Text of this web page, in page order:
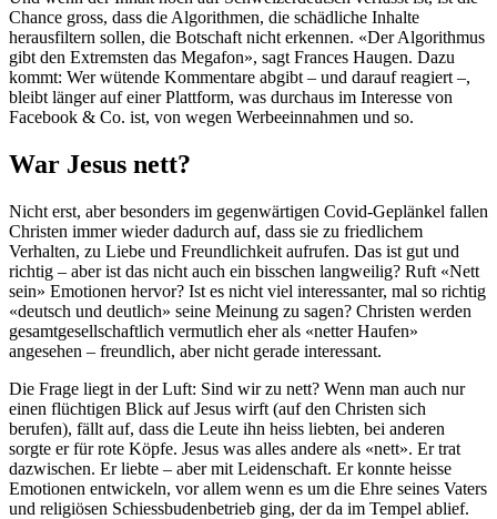
Chance gross, dass die Algorithmen, die schädliche Inhalte
herausfiltern sollen, die Botschaft nicht erkennen. «Der Algorithmus
gibt den Extremsten das Megafon», sagt Frances Haugen. Dazu
kommt: Wer wütende Kommentare abgibt – und darauf reagiert –,
bleibt länger auf einer Plattform, was durchaus im Interesse von
Facebook & Co. ist, von wegen Werbeeinnahmen und so.
War Jesus nett?
Nicht erst, aber besonders im gegenwärtigen Covid-Geplänkel fallen
Christen immer wieder dadurch auf, dass sie zu friedlichem
Verhalten, zu Liebe und Freundlichkeit aufrufen. Das ist gut und
richtig – aber ist das nicht auch ein bisschen langweilig? Ruft «Nett
sein» Emotionen hervor? Ist es nicht viel interessanter, mal so richtig
«deutsch und deutlich» seine Meinung zu sagen? Christen werden
gesamtgesellschaftlich vermutlich eher als «netter Haufen»
angesehen – freundlich, aber nicht gerade interessant.
Die Frage liegt in der Luft: Sind wir zu nett? Wenn man auch nur
einen flüchtigen Blick auf Jesus wirft (auf den Christen sich
berufen), fällt auf, dass die Leute ihn heiss liebten, bei anderen
sorgte er für rote Köpfe. Jesus was alles andere als «nett». Er trat
dazwischen. Er liebte – aber mit Leidenschaft. Er konnte heisse
Emotionen entwickeln, vor allem wenn es um die Ehre seines Vaters
und religiösen Schiessbudenbetrieb ging, der da im Tempel ablief.